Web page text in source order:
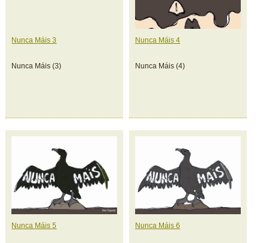
Nunca Máis 3
Nunca Máis (3)
Nunca Máis 4
Nunca Máis (4)
Nunca Máis 5 Nunca Máis 6